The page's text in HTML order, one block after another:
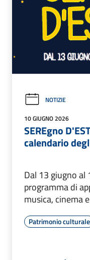
NOTIZIE
10 GIUGNO 2026
SEREgno
calendario
Dal 13 giugno al
programma di
musica, cinema
Patrimonio culturale